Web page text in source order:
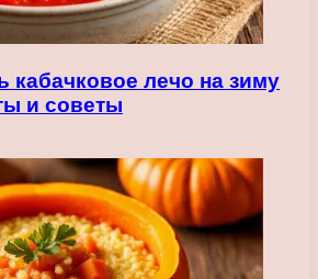
кабачковое лечо на зиму
и советы